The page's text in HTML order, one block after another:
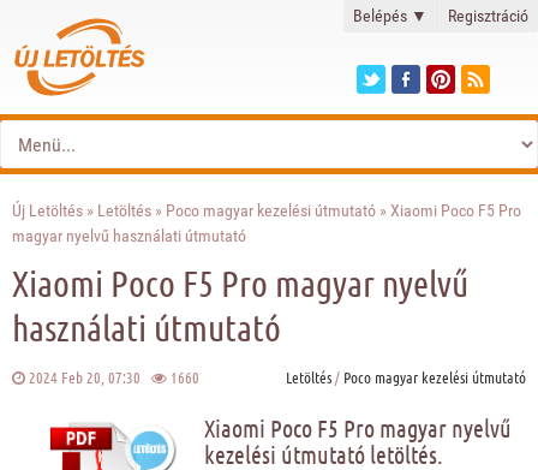
Belépés ▼ Regisztráció
Új Letöltés » Letöltés » Poco magyar kezelési útmutató » Xiaomi Poco F5 Pro
magyar nyelvű használati útmutató
Xiaomi Poco F5 Pro magyar nyelvű
használati útmutató
2024 Feb 20, 07:30 1660 Letöltés/ Poco magyar kezelési útmutató
Xiaomi Poco F5 Pro magyar nyelvű
kezelési útmutató letöltés.